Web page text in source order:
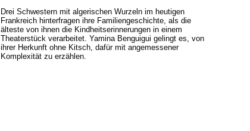
Drei Schwestern mit algerischen Wurzeln im heutigen
Frankreich hinterfragen ihre Familiengeschichte, als die
älteste von ihnen die Kindheitserinnerungen in einem
Theaterstück verarbeitet. Yamina Benguigui gelingt es, von
ihrer Herkunft ohne Kitsch, dafür mit angemessener
Komplexität zu erzählen.